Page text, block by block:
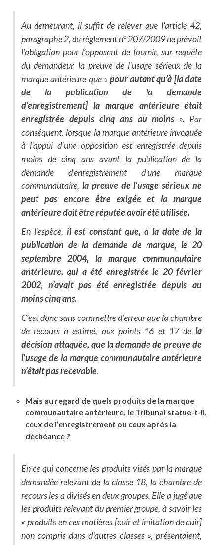
Au demeurant, il suffit de relever que l’article 42,
paragraphe 2, du règlement n° 207/2009 ne prévoit
l’obligation pour l’opposant de fournir, sur requête
du demandeur, la preuve de l’usage sérieux de la
marque antérieure que « pour autant qu’à [la date
de la publication de la demande
d’enregistrement] la marque antérieure était
enregistrée depuis cinq ans au moins ». Par
conséquent, lorsque la marque antérieure invoquée
à l’appui d’une opposition est enregistrée depuis
moins de cinq ans avant la publication de la
demande d’enregistrement d’une marque
communautaire, la preuve de l’usage sérieux ne
peut pas encore être exigée et la marque
antérieure doit être réputée avoir été utilisée.
En l’espèce,il est constant que, à la date de la
publication de la demande de marque, le 20
septembre 2004, la marque communautaire
antérieure, qui a été enregistrée le 20 février
2002, n’avait pas été enregistrée depuis au
moins cinq ans.
C’est donc sans commettre d’erreur que la chambre
de recours a estimé, aux points 16 et 17 dela
décision attaquée, que la demande de preuve de
l’usage de la marque communautaire antérieure
n’était pas recevable.
Mais au regard de quels produits de la marque
communautaire antérieure, le Tribunal statue-t-il,
ceux de l’enregistrement ou ceux après la
déchéance ?
En ce qui concerne les produits visés par la marque
demandée relevant de la classe 18, la chambre de
recours les a divisés en deux groupes. Elle a jugé que
les produits relevant du premier groupe, à savoir les
« produits en ces matières [cuir et imitation de cuir]
non compris dans d’autres classes », présentaient,